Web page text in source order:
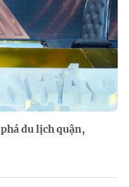
du lịch quận,